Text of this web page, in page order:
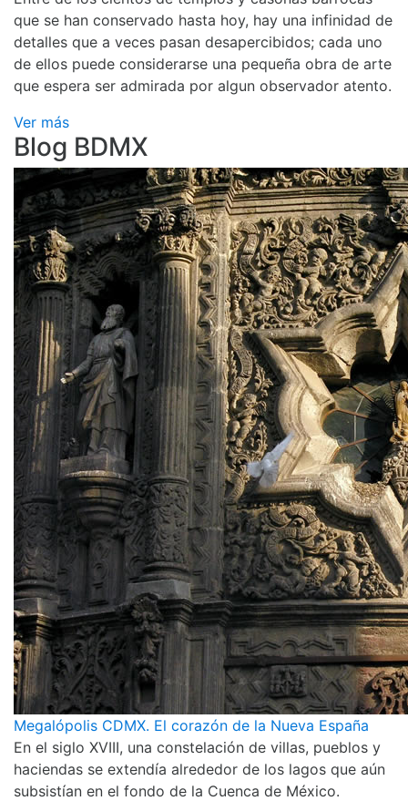
que se han conservado hasta hoy, hay una infinidad de
detalles que a veces pasan desapercibidos; cada uno
de ellos puede considerarse una pequeña obra de arte
que espera ser admirada por algun observador atento.
Ver más
Blog BDMX
Megalópolis CDMX. El corazón de la Nueva España
En el siglo XVIII, una constelación de villas, pueblos y
haciendas se extendía alrededor de los lagos que aún
subsistían en el fondo de la Cuenca de México.